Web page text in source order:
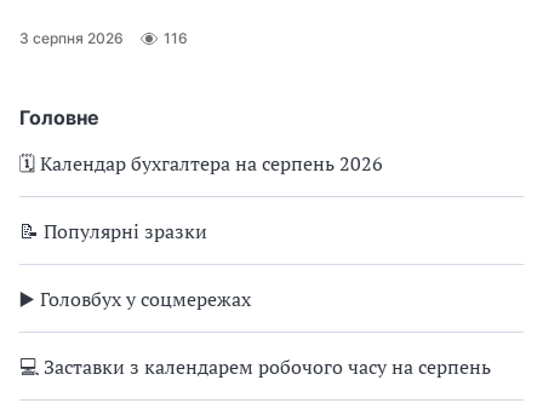
Головне
🗓️ Календар бухгалтера на серпень 2026
📝 Популярні зразки
▶️ Головбух у соцмережах
💻 Заставки з календарем робочого часу на серпень
3 серпня 2026 116